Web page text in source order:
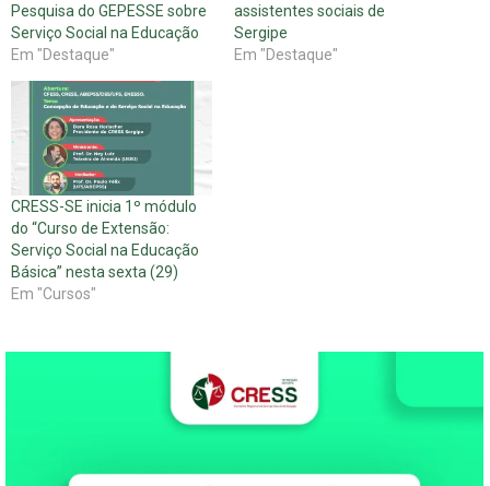
Pesquisa do GEPESSE sobre
Serviço Social na Educação
Em "Destaque"
assistentes sociais de
Sergipe
Em "Destaque"
CRESS-SE inicia 1º módulo
do “Curso de Extensão:
Serviço Social na Educação
Básica” nesta sexta (29)
Em "Cursos"